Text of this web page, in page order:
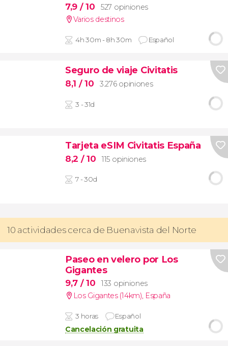
7,9 / 10
527 opiniones
Varios destinos
4h 30m - 8h 30m Español
Seguro de viaje Civitatis
8,1 / 10 3.276 opiniones
3 - 31d
Tarjeta eSIM Civitatis España
8,2 / 10 115 opiniones
7 - 30d
10 actividades cerca de Buenavista del Norte
Paseo en velero por Los
Gigantes
9,7 / 10
133 opiniones
Los Gigantes (14km), España
3 horas Español
Cancelación gratuita